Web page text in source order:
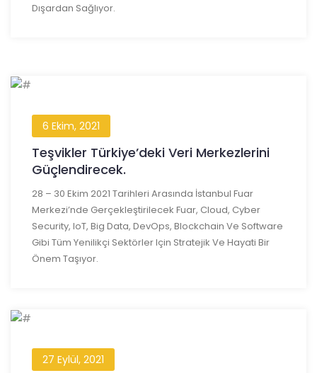
Dışardan Sağlıyor.
6 Ekim, 2021
Teşvikler Türkiye’deki Veri Merkezlerini
Güçlendirecek.
28 – 30 Ekim 2021 Tarihleri Arasında İstanbul Fuar
Merkezi’nde Gerçekleştirilecek Fuar, Cloud, Cyber
Security, IoT, Big Data, DevOps, Blockchain Ve Software
Gibi Tüm Yenilikçi Sektörler Için Stratejik Ve Hayati Bir
Önem Taşıyor.
27 Eylül, 2021